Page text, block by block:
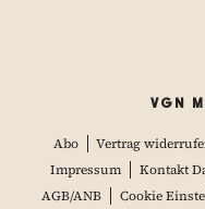
VGN
Abo Vertrag
Impressum
Kontakt
AGB/ANB
Cookie